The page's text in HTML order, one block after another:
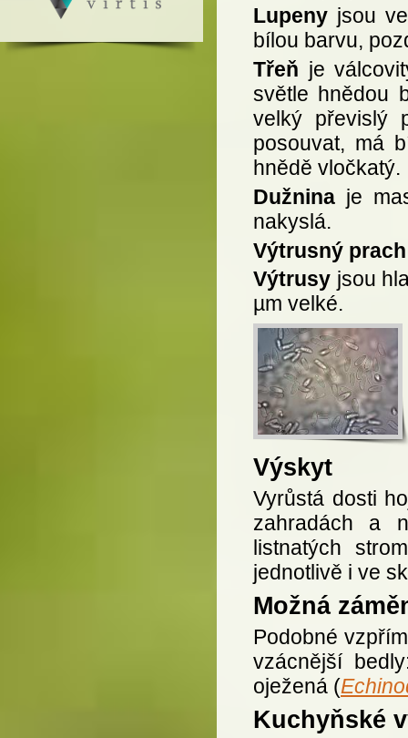
Lupeny jsou
bílou barvu,
Třeň je
světle hnědou
velký převislý
posouvat, má
hnědě vločkatý.
Dužnina je
nakyslá.
Výtrusný prach
Výtrusy jsou
µm velké.
Výskyt
Vyrůstá dosti
zahradách a
listnatých
jednotlivě i ve
Možná
Podobné
vzácnější
oježená (
Kuchyňské